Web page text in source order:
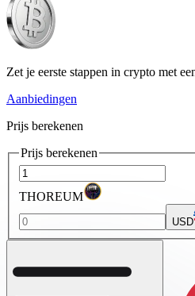
Zet je eerste stappen in crypto met
Aanbiedingen
Prijs berekenen
Prijs berekenen
THOREUM
USD